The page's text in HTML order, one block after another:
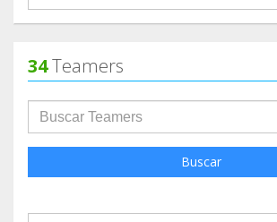
34Teamers
Buscar